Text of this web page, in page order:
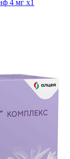
4 мг x1